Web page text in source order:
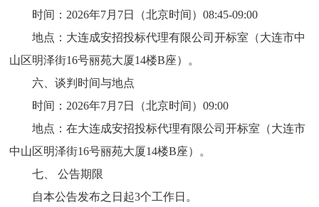
时间：2026年7月7日（北京时间）08:45-09:00
地点：大连成安招投标代理有限公司开标室（大连市中
山区明泽街16号丽苑大厦14楼B座）。
六、谈判时间与地点
时间：2026年7月7日（北京时间）09:00
地点：在大连成安招投标代理有限公司开标室（大连市
中山区明泽街16号丽苑大厦14楼B座）。
七、 公告期限
自本公告发布之日起3个工作日。